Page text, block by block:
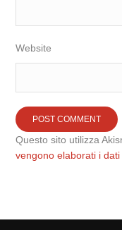
Website
Questo sito utilizza
vengono elaborati i